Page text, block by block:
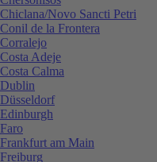
Chiclana/Novo Sancti Petri
Conil de la Frontera
Corralejo
Costa Adeje
Costa Calma
Dublin
Düsseldorf
Edinburgh
Faro
Frankfurt am Main
Freiburg